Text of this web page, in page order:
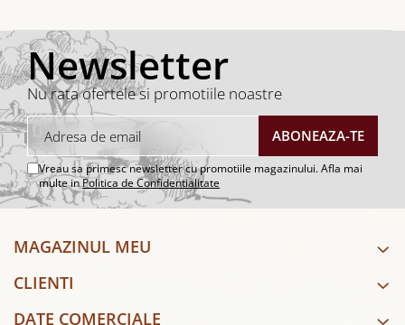
Newsletter
Nu rata ofertele si promotiile noastre
Vreau sa primesc newsletter cu promotiile magazinului. Afla mai
multe inPolitica de Confidentialitate
MAGAZINUL MEU
CLIENTI
DATE COMERCIALE